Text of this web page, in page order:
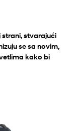
stvarajući
se sa novim,
kako bi